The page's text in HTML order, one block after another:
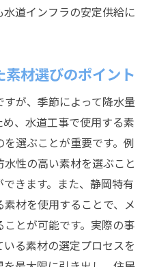
道インフラの安定供給に
材選びのポイント
が、季節によって降水量
、水道工事で使用する素
選ぶことが重要です。例
性の高い素材を選ぶこと
きます。また、静岡特有
材を使用することで、メ
とが可能です。実際の事
る素材の選定プロセスを